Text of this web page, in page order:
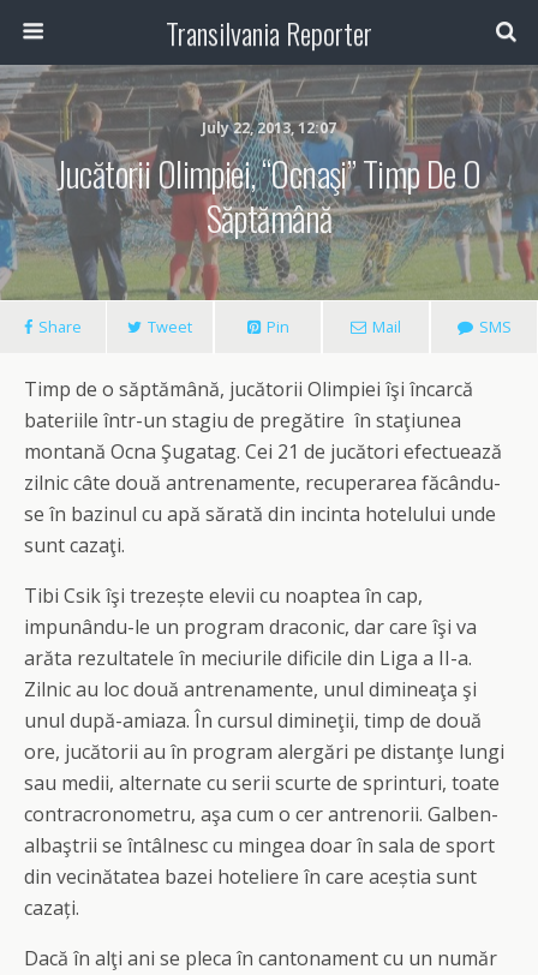
Transilvania Reporter
July 22, 2013, 12:07
Jucătorii Olimpiei, “ocnaşi” Timp De O
Săptămână
Share Tweet Pin Mail SMS
Timp de o săptămână, jucătorii Olimpiei îşi încarcă
bateriile într-un stagiu de pregătire în staţiunea
montană Ocna Şugatag. Cei 21 de jucători efectuează
zilnic câte două antrenamente, recuperarea făcându-
se în bazinul cu apă sărată din incinta hotelului unde
sunt cazaţi.
Tibi Csik îşi trezește elevii cu noaptea în cap,
impunându-le un program draconic, dar care îşi va
arăta rezultatele în meciurile dificile din Liga a II-a.
Zilnic au loc două antrenamente, unul dimineaţa şi
unul după-amiaza. În cursul dimineţii, timp de două
ore, jucătorii au în program alergări pe distanţe lungi
sau medii, alternate cu serii scurte de sprinturi, toate
contracronometru, aşa cum o cer antrenorii. Galben-
albaştrii se întâlnesc cu mingea doar în sala de sport
din vecinătatea bazei hoteliere în care aceștia sunt
cazați.
Dacă în alţi ani se pleca în cantonament cu un număr